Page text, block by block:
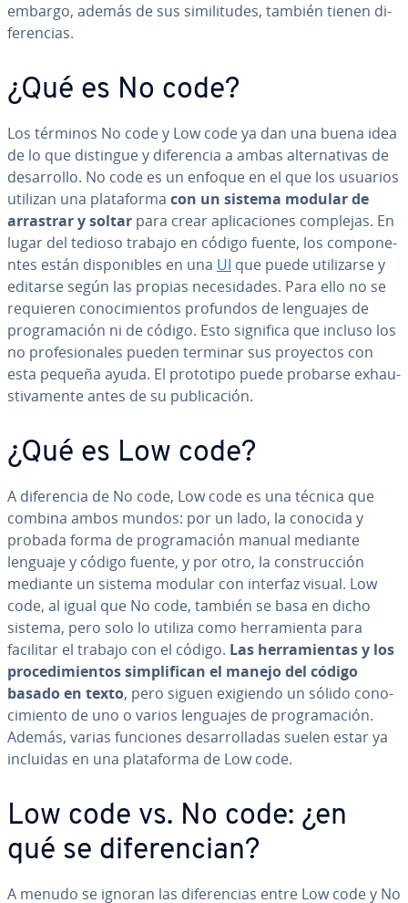
embargo, además de sus si­mi­li­tu­des, también tienen di­
fe­re­n­cias.
¿Qué es No code?
Los términos No code y Low code ya dan una buena idea
de lo que distingue y di­fe­re­n­cia a ambas al­te­r­na­ti­vas de
de­sa­rro­llo. No code es un enfoque en el que los usuarios
utilizan una pla­ta­fo­r­ma con un sistema modular de
arrastrar y soltar para crear apli­ca­cio­nes complejas. En
lugar del tedioso trabajo en código fuente, los co­m­po­ne­
n­tes están di­s­po­ni­bles en una UI que puede uti­li­zar­se y
editarse según las propias ne­ce­si­da­des. Para ello no se
requieren co­no­ci­mie­n­tos profundos de lenguajes de
pro­gra­ma­ción ni de código. Esto significa que incluso los
no pro­fe­sio­na­les pueden terminar sus proyectos con
esta pequeña ayuda. El prototipo puede probarse exhau­
s­ti­va­me­n­te antes de su pu­bli­ca­ción.
¿Qué es Low code?
A di­fe­re­n­cia de No code, Low code es una técnica que
combina ambos mundos: por un lado, la conocida y
probada forma de pro­gra­ma­ción manual mediante
lenguaje y código fuente, y por otro, la co­n­s­tru­c­ción
mediante un sistema modular con interfaz visual. Low
code, al igual que No code, también se basa en dicho
sistema, pero solo lo utiliza como he­rra­mie­n­ta para
facilitar el trabajo con el código. Las he­rra­mie­n­tas y los
pro­ce­di­mie­n­tos si­m­pli­fi­can el manejo del código
basado en texto, pero siguen exigiendo un sólido co­no­
ci­mie­n­to de uno o varios lenguajes de pro­gra­ma­ción.
Además, varias funciones de­sa­rro­lla­das suelen estar ya
incluidas en una pla­ta­fo­r­ma de Low code.
Low code vs. No code: ¿en
qué se di­fe­re­n­cian?
A menudo se ignoran las di­fe­re­n­cias entre Low code y No